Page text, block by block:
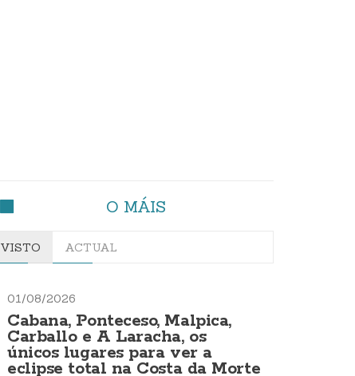
O MÁIS
VISTO ACTUAL
01/08/2026
Cabana, Ponteceso, Malpica,
Carballo e A Laracha, os
únicos lugares para ver a
eclipse total na Costa da Morte